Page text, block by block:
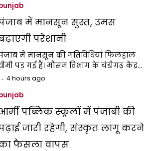
में मानसून सुस्त, उमस
परेशानी
में मानसून की गतिविधियां फिलहाल
पड़ गई हैं। मौसम विभाग के चंडीगढ़ केंद्र…
4 hours ago
पब्लिक स्कूलों में पंजाबी की
जारी रहेगी, संस्कृत लागू करने
फैसला वापस